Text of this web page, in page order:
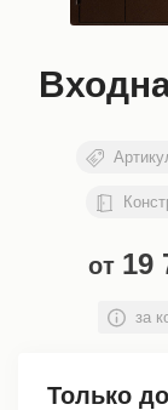
от 19
за
Только до